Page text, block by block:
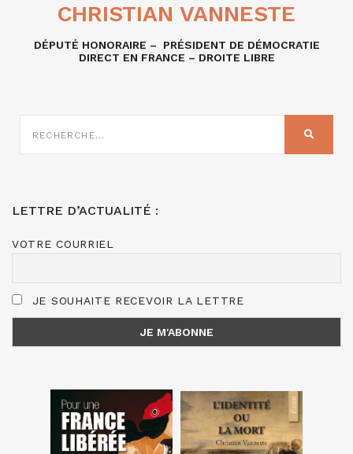
CHRISTIAN VANNESTE
DÉPUTÉ HONORAIRE – PRÉSIDENT DE DÉMOCRATIE
DIRECT EN FRANCE – DROITE LIBRE
SUR
LETTRE D’ACTUALITÉ :
VOTRE COURRIEL
JE SOUHAITE RECEVOIR LA LETTRE